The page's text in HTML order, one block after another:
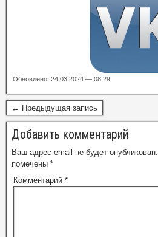
Обновлено: 24.03.2024 — 08:29
← Предыдущая запись
Добавить комментарий
Ваш адрес email не будет опубликован.
помечены *
Комментарий *